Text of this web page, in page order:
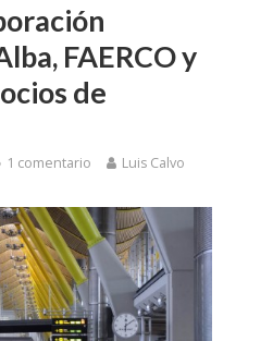
FAERCO y
de
1 comentario Luis Calvo